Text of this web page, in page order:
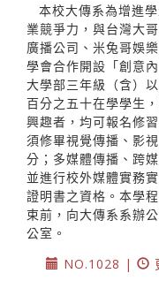
本校大傳系為增進
業競爭力，與台灣大
廣播公司、米兔哥娛
學會合作開設「創意
大學部三年級（含）
百分之五十在學學生
興趣者，均可報名修
須修畢視覺傳播、影
分；多媒體傳播、跨
並進行校外媒體實務
證明書之資格。本學
束前，向大傳系系辦
公室。
NO.1028 |